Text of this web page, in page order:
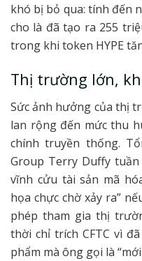
khó bị bỏ qua: tính đến
cho là đã tạo ra 255
trong khi token HYPE
Thị trường lớn,
Sức ảnh hưởng của thị
lan rộng đến mức thu
chính truyền thống.
Group Terry Duffy
vĩnh cửu tài sản mã
họa chực chờ xảy ra”
phép tham gia thị
thời chỉ trích CFTC vì
phẩm mà ông gọi là